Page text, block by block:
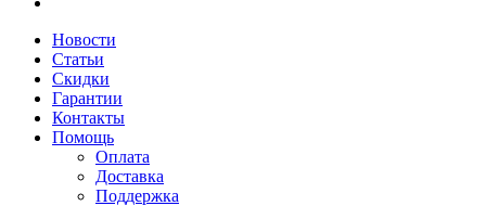
Новости
Статьи
Скидки
Гарантии
Контакты
Помощь
Оплата
Доставка
Поддержка